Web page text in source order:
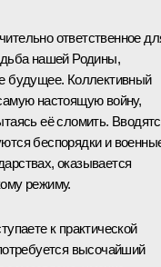
ответственное
нашей Родины,
будущее. Коллективный
настоящую войну,
её сломить.
беспорядки и
оказывается
режиму.
к практической
высочайший